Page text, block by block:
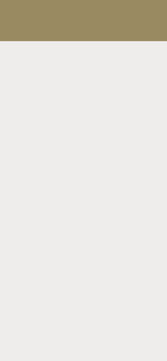
Inhalt